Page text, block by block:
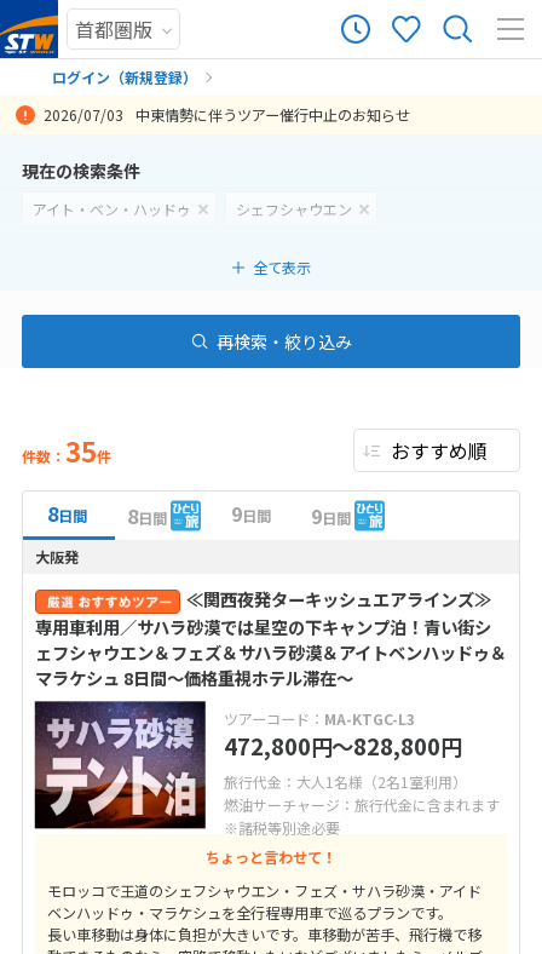
ログイン（新規登録）
まだ登録がありません
2026/07/03 中東情勢に伴うツアー催行中止のお知らせ
現在の検索条件
アイト・ベン・ハッドゥ シェフシャウエン
全て表示
再検索・絞り込み
件数： 35件
8日間 8日間 9日間 9日間
大阪発
≪関西夜発ターキッシュエアラインズ≫
専用車利用／サハラ砂漠では星空の下キャンプ泊！青い街シ
ェフシャウエン＆フェズ＆サハラ砂漠＆アイトベンハッドゥ＆
マラケシュ 8日間～価格重視ホテル滞在～
ツアーコード： MA-KTGC-L3
472,800円〜828,800円
旅行代金：大人1名様（2名1室利用）
燃油サーチャージ：旅行代金に含まれます
※諸税等別途必要
ちょっと言わせて！
モロッコで王道のシェフシャウエン・フェズ・サハラ砂漠・アイド
ベンハッドゥ・マラケシュを全行程専用車で巡るプランです。
長い車移動は身体に負担が大きいです。車移動が苦手、飛行機で移